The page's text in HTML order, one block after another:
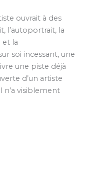
ouvrait à des
l’autoportrait, la
et la
soi incessant, une
une piste déjà
d’un artiste
n’a visiblement